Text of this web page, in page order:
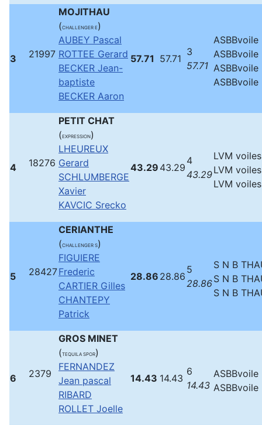
3 21997
MOJITHAU
(CHALLENGER E)
AUBEY Pascal
ROTTEE Gerard
BECKER Jean-
baptiste
BECKER Aaron
57.71 57.71
3
57.71
ASBBvoile
ASBBvoile
ASBBvoile
ASBBvoile
4 18276
PETIT CHAT
(EXPRESSION)
LHEUREUX
Gerard
SCHLUMBERGE
Xavier
KAVCIC Srecko
43.29 43.29
4
43.29
LVM voiles
LVM voiles
LVM voiles
5 28427
CERIANTHE
(CHALLENGER S)
FIGUIERE
Frederic
CARTIER Gilles
CHANTEPY
Patrick
28.86 28.86
5
28.86
S N B
S N B
S N B
6 2379
GROS MINET
(TEQUILA SPOR)
FERNANDEZ
Jean pascal
RIBARD
ROLLET Joelle
14.43 14.43
6
14.43
ASBBvoile
ASBBvoile